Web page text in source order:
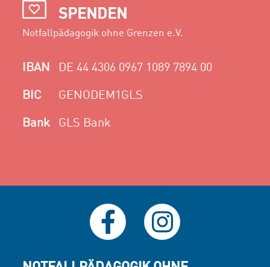
SPENDEN
Notfallpädagogik ohne Grenzen e.V.
IBAN DE 44 4306 0967 1089 7894 00
BIC GENODEM1GLS
Bank GLS Bank